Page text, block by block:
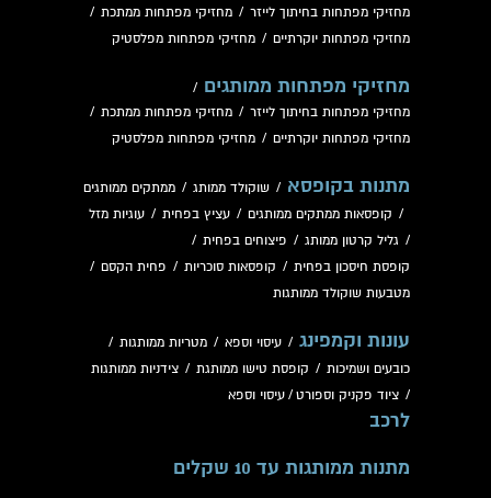
מחזיקי מפתחות בחיתוך לייזר / מחזיקי מפתחות ממתכת /
מחזיקי מפתחות יוקרתיים / מחזיקי מפתחות מפלסטיק
מחזיקי מפתחות ממותגים /
מחזיקי מפתחות בחיתוך לייזר / מחזיקי מפתחות ממתכת /
מחזיקי מפתחות יוקרתיים / מחזיקי מפתחות מפלסטיק
מתנות בקופסא / שוקולד ממותג / ממתקים ממותגים
/ קופסאות ממתקים ממותגים / עציץ בפחית / עוגיות מזל
/ גליל קרטון ממותג / פיצוחים בפחית /
קופסת חיסכון בפחית / קופסאות סוכריות / פחית הקסם /
מטבעות שוקולד ממותגות
עונות וקמפינג / עיסוי וספא / מטריות ממותגות /
כובעים ושמיכות / קופסת טישו ממותגת / צידניות ממותגות
/ ציוד פקניק וספורט / עיסוי וספא
לרכב
מתנות ממותגות עד 10 שקלים